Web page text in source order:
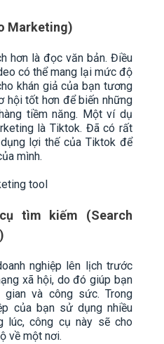
Marketing)
hơn là đọc văn bản. Điều
có thể mang lại mức độ
khán giả của bạn tương
hội tốt hơn để biến những
tiềm năng. Một ví dụ
là Tiktok. Đã có rất
lợi thế của Tiktok để
mình.
tìm kiếm (Search
nghiệp lên lịch trước
xã hội, do đó giúp bạn
và công sức. Trong
của bạn sử dụng nhiều
lúc, công cụ này sẽ cho
về một nơi.